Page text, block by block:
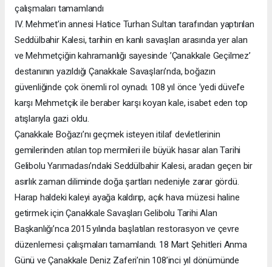
çalışmaları tamamlandı
IV. Mehmet’in annesi Hatice Turhan Sultan tarafından yaptırılan
Seddülbahir Kalesi, tarihin en kanlı savaşları arasında yer alan
ve Mehmetçiğin kahramanlığı sayesinde ’Çanakkale Geçilmez’
destanının yazıldığı Çanakkale Savaşları’nda, boğazın
güvenliğinde çok önemli rol oynadı. 108 yıl önce ’yedi düvel’e
karşı Mehmetçik ile beraber karşı koyan kale, isabet eden top
atışlarıyla gazi oldu.
Çanakkale Boğazı’nı geçmek isteyen itilaf devletlerinin
gemilerinden atılan top mermileri ile büyük hasar alan Tarihi
Gelibolu Yarımadası’ndaki Seddülbahir Kalesi, aradan geçen bir
asırlık zaman diliminde doğa şartları nedeniyle zarar gördü.
Harap haldeki kaleyi ayağa kaldırıp, açık hava müzesi haline
getirmek için Çanakkale Savaşları Gelibolu Tarihi Alan
Başkanlığı’nca 2015 yılında başlatılan restorasyon ve çevre
düzenlemesi çalışmaları tamamlandı. 18 Mart Şehitleri Anma
Günü ve Çanakkale Deniz Zaferi’nin 108’inci yıl dönümünde